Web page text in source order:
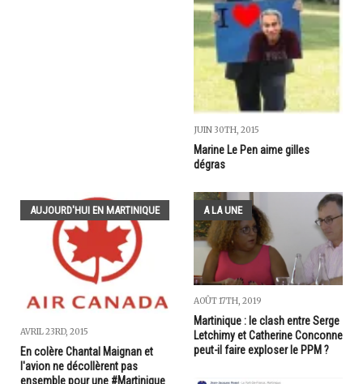
JUIN 30TH, 2015
Marine Le Pen aime gilles
dégras
AUJOURD'HUI EN MARTINIQUE
AVRIL 23RD, 2015
En colère Chantal Maignan et
l'avion ne décollèrent pas
ensemble pour une #Martinique
A LA UNE
AOÛT 17TH, 2019
Martinique : le clash entre Serge
Letchimy et Catherine Conconne
peut-il faire exploser le PPM ?